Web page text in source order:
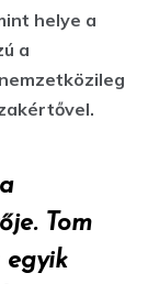
helye a
a
Tom
egyik